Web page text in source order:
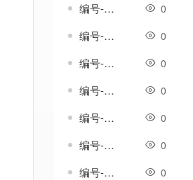
编号-雨纹套-传奇一体剑甲素材 0
编号-雨织纹套-传奇一体剑甲素材 0
编号-雪歌套-传奇一体剑甲素材 0
编号-雪澜套-传奇一体剑甲素材 0
编号-霄影套-传奇一体剑甲素材 0
编号-霞光温热套-传奇一体剑甲素材 0
编号-韵鸣套-传奇一体剑甲素材 0